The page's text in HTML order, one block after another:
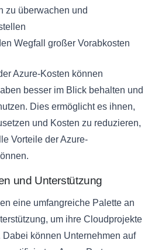
zu überwachen und
Wegfall großer Vorabkosten
Azure-Kosten können
besser im Blick behalten und
Dies ermöglicht es ihnen,
und Kosten zu reduzieren,
Vorteile der Azure-
und Unterstützung
eine umfangreiche Palette an
um ihre Cloudprojekte
können Unternehmen auf